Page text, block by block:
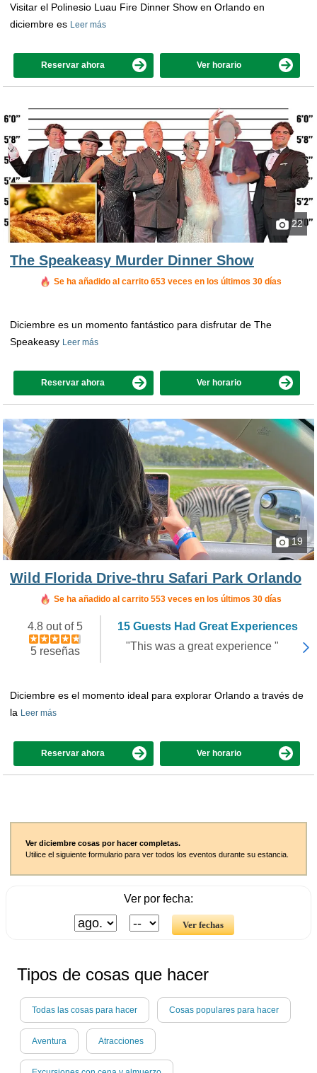
Visitar el Polinesio Luau Fire Dinner Show en Orlando en
diciembre es Leer más
Reservar ahora Ver horario
22
The Speakeasy Murder Dinner Show
Diciembre es un momento fantástico para disfrutar de The
Speakeasy Leer más
Reservar ahora Ver horario
19
Wild Florida Drive-thru Safari Park Orlando
4.8 out of 5
5 reseñas
15 Guests Had Great Experiences
"This was a great experience "
Diciembre es el momento ideal para explorar Orlando a través de
la Leer más
Reservar ahora Ver horario
Ver diciembre cosas por hacer completas.
Utilice el siguiente formulario para ver todos los eventos durante su estancia.
Ver por fecha:
Tipos de cosas que hacer
Todas las cosas para hacer Cosas populares para hacer
Aventura Atracciones